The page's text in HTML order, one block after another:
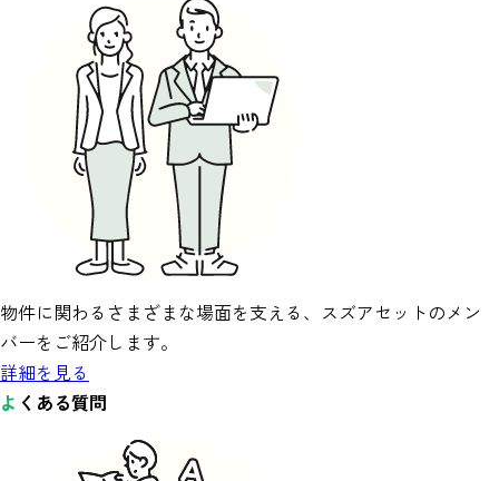
物件に関わるさまざまな場面を支える、スズアセットのメン
バーをご紹介します。
詳細を見る
よ くある質問